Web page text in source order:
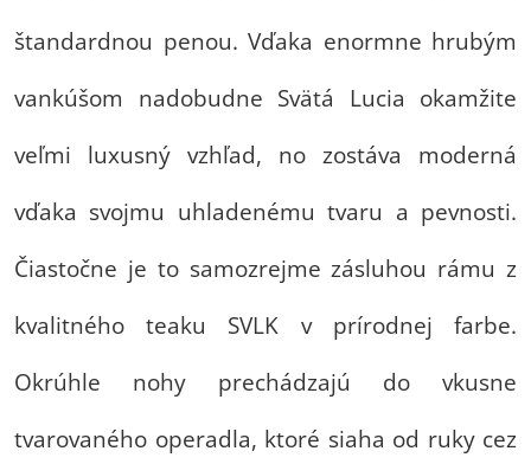
štandardnou penou. Vďaka enormne hrubým
vankúšom nadobudne Svätá Lucia okamžite
veľmi luxusný vzhľad, no zostáva moderná
vďaka svojmu uhladenému tvaru a pevnosti.
Čiastočne je to samozrejme zásluhou rámu z
kvalitného teaku SVLK v prírodnej farbe.
Okrúhle nohy prechádzajú do vkusne
tvarovaného operadla, ktoré siaha od ruky cez